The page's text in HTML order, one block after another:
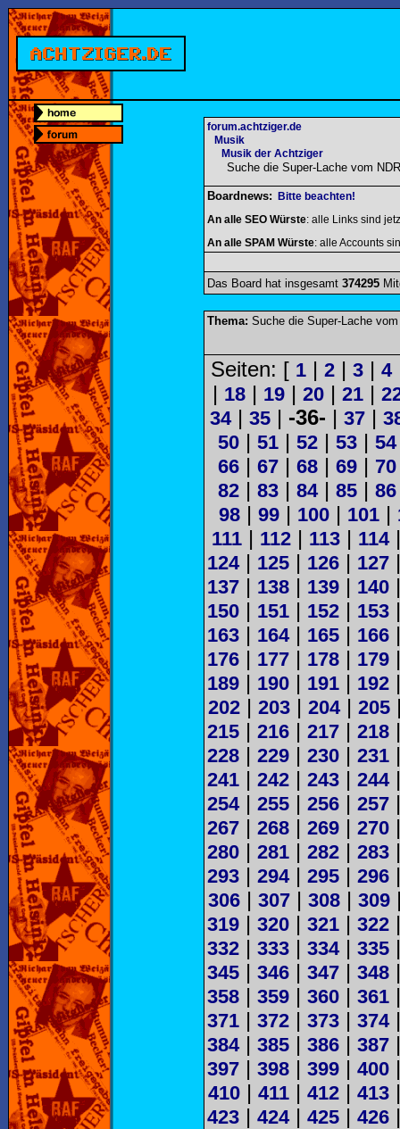
forum.achtziger.de
Musik
Musik der Achtziger
Suche die Super-Lache vom
Boardnews:
Bitte beachten!
An alle SEO Würste: alle Links sind
An alle SPAM Würste: alle Accounts
Das Board hat insgesamt 374295
Thema: Suche die Super-Lache
Seiten: [ 1| 2| 3| 4
| 18| 19| 20| 21|
34| 35 | -36- | 37 |
50 | 51 | 52 | 53 | 54
66 | 67 | 68 | 69 | 70
82 | 83 | 84| 85 | 86
98| 99| 100| 101|
111 | 112 | 113 | 114
124| 125 | 126 | 127
137 | 138 | 139 | 140
150 | 151 | 152 | 153
163 | 164| 165 | 166
176 | 177 | 178 | 179
189 | 190 | 191 | 192
202| 203| 204| 205
215 | 216 | 217 | 218
228 | 229 | 230 | 231
241 | 242 | 243 | 244
254| 255 | 256 | 257
267 | 268 | 269 | 270
280 | 281 | 282 | 283
293 | 294| 295 | 296
306| 307| 308| 309
319 | 320 | 321 | 322
332 | 333 | 334| 335
345 | 346 | 347 | 348
358 | 359 | 360 | 361
371 | 372 | 373 | 374
384| 385 | 386 | 387
397 | 398 | 399 | 400
410| 411| 412| 413
423 | 424| 425 | 426